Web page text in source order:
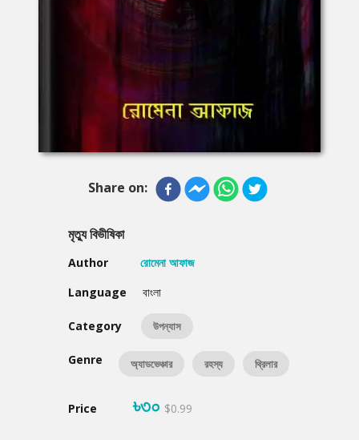
Share on:
মৃত্যু বিভীষিকা
Author
রোমেনা আফাজ
Language
বাংলা
Category উপন্যাস
Genre অ্যাডভেঞ্চার রহস্য থ্রিলার
Price ৳৩০ $0.99